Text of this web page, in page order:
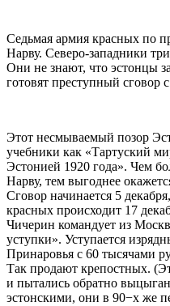
Седьмая армия красных по
Нарву. Северо-западники
Они не знают, что эстонцы
готовят преступный сговор
Этот несмываемый позор
учебники как «Тартуский
Эстонией 1920 года». Чем
Нарву, тем выгоднее
Сговор начинается 5
красных происходит 17
Чичерин командует из
уступки». Уступается
Принаровья с 60 тысячами
Так продают крепостных.
и пытались обратно
эстонскими, они в 90−х же